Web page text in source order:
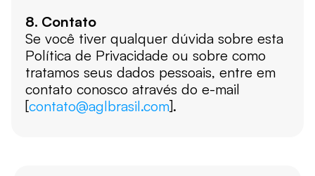
8. Contato
Se você tiver qualquer dúvida sobre esta
Política de Privacidade ou sobre como
tratamos seus dados pessoais, entre em
contato conosco através do e-mail
[contato@aglbrasil.com].